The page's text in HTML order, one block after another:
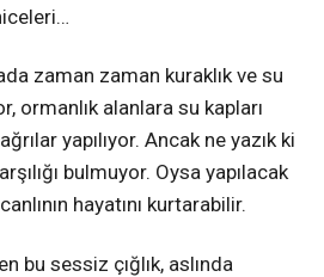
zaman zaman kuraklık ve su
ormanlık alanlara su kapları
yapılıyor. Ancak ne yazık ki
bulmuyor. Oysa yapılacak
hayatını kurtarabilir.
bu sessiz çığlık, aslında